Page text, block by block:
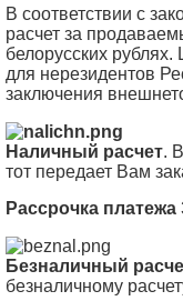
В соответствии с
расчет за
белорусских
для нерезидентов
заключения
Наличный расчет.
тот передает Вам
Рассрочка платежа
Безналичный
безналичному